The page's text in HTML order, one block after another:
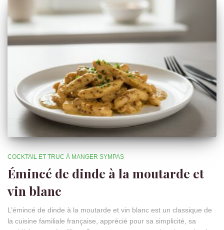
COCKTAIL ET TRUC À MANGER SYMPAS
Émincé de dinde à la moutarde et
vin blanc
L’émincé de dinde à la moutarde et vin blanc est un classique de
la cuisine familiale française, apprécié pour sa simplicité, sa